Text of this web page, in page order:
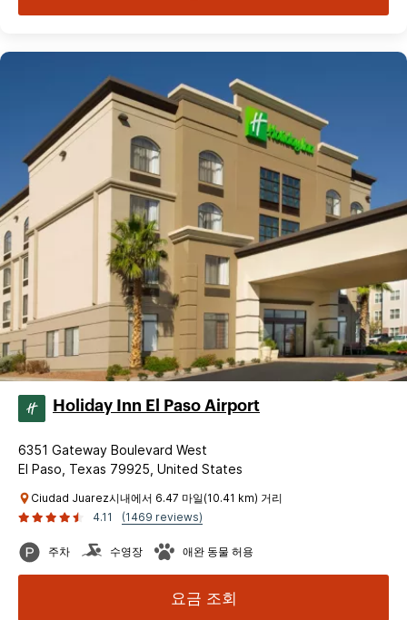
Holiday Inn El Paso Airport
6351 Gateway Boulevard West
El Paso, Texas 79925, United States
Ciudad Juarez시내에서 6.47 마일(10.41 km) 거리
4.11
(1469 reviews)
주차 수영장 애완 동물 허용
요금 조회